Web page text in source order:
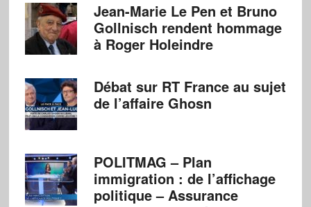
Jean-Marie Le Pen et Bruno
Gollnisch rendent hommage
à Roger Holeindre
Débat sur RT France au sujet
de l’affaire Ghosn
POLITMAG – Plan
immigration : de l’affichage
politique – Assurance